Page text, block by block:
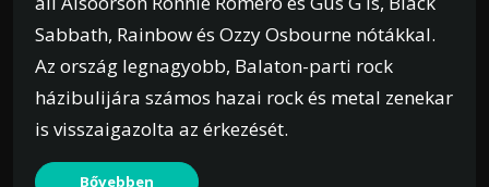
Sabbath, Rainbow és Ozzy Osbourne nótákkal.
Az ország legnagyobb, Balaton-parti rock
házibulijára számos hazai rock és metal zenekar
is visszaigazolta az érkezését.
Bővebben